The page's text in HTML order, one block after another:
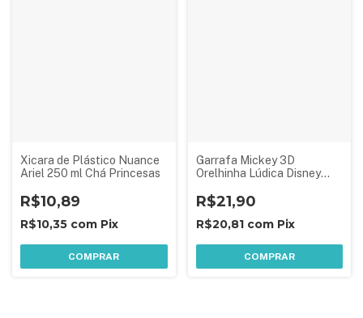
Xicara de Plástico Nuance
Ariel 250 ml Chá Princesas
R$10,89
R$10,35 com Pix
COMPRAR
Garrafa Mickey 3D
Orelhinha Lúdica Disney
R$21,90
R$20,81 com Pix
COMPRAR